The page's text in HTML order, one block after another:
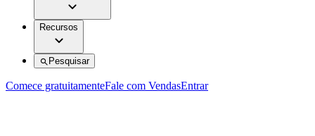
Recursos
Pesquisar
Comece gratuitamenteFale com VendasEntrar